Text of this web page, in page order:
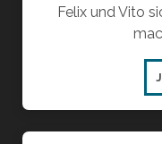
Felix und Vito